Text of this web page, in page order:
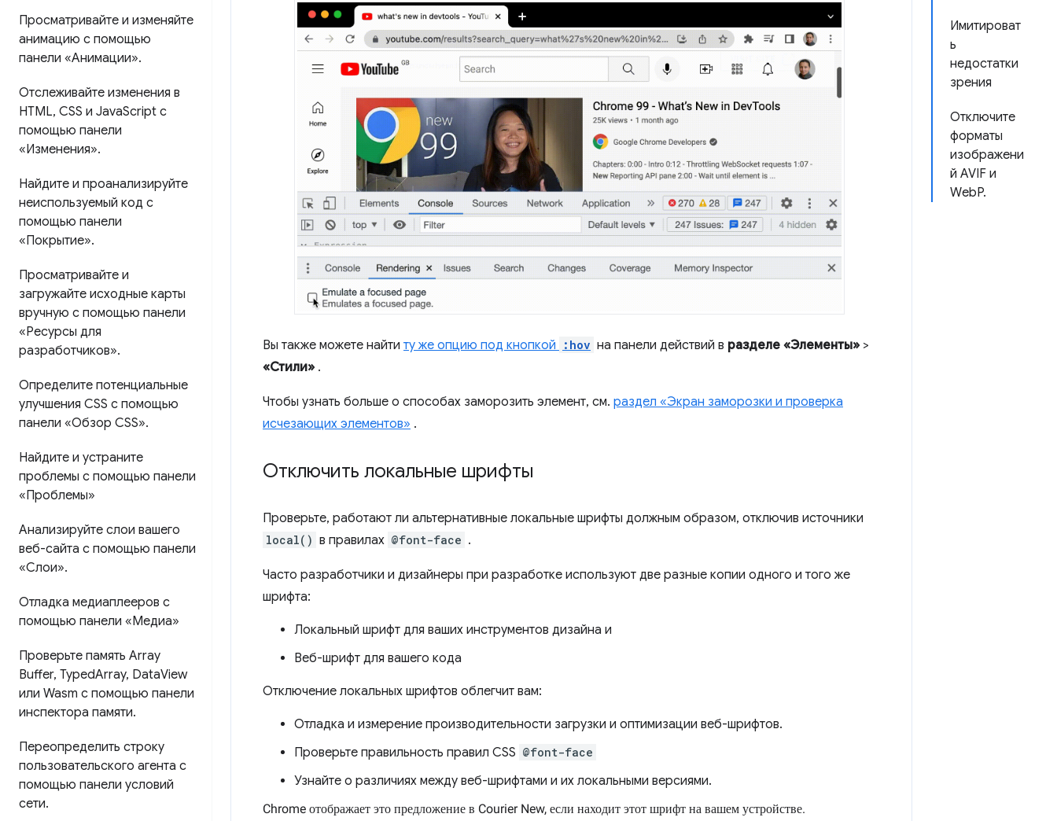
Просматривайте и изменяйте
анимацию с помощью
панели «Анимации».
Отслеживайте изменения в
HTML, CSS и JavaScript с
помощью панели
«Изменения».
Найдите и проанализируйте
неиспользуемый код с
помощью панели
«Покрытие».
Просматривайте и
загружайте исходные карты
вручную с помощью панели
«Ресурсы для
разработчиков».
Определите потенциальные
улучшения CSS с помощью
панели «Обзор CSS».
Найдите и устраните
проблемы с помощью панели
«Проблемы»
Анализируйте слои вашего
веб-сайта с помощью панели
«Слои».
Отладка медиаплееров с
помощью панели «Медиа»
Проверьте память Array
Buffer, TypedArray, DataView
или Wasm с помощью панели
инспектора памяти.
Переопределить строку
пользовательского агента с
помощью панели условий
сети.
Имитироват
ь
недостатки
зрения
Отключите
форматы
изображени
й AVIF и
WebP.
Вы также можете найти ту же опцию под кнопкой :hov на панели действий в разделе «Элементы» >
«Стили» .
Чтобы узнать больше о способах заморозить элемент, см. раздел «Экран заморозки и проверка
исчезающих элементов» .
Отключить локальные шрифты
Проверьте, работают ли альтернативные локальные шрифты должным образом, отключив источники
local() в правилах @font-face .
Часто разработчики и дизайнеры при разработке используют две разные копии одного и того же
шрифта:
Локальный шрифт для ваших инструментов дизайна и
Веб-шрифт для вашего кода
Отключение локальных шрифтов облегчит вам:
Отладка и измерение производительности загрузки и оптимизации веб-шрифтов.
Проверьте правильность правил CSS @font-face
Узнайте о различиях между веб-шрифтами и их локальными версиями.
Chrome отображает это предложение в Courier New, если находит этот шрифт на вашем устройстве.